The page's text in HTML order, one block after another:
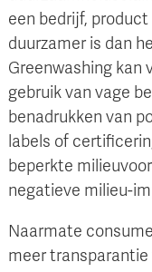
een bedrijf,
duurzamer is dan
Greenwashing kan
gebruik van vage
benadrukken van
labels of
beperkte
negatieve milieu-
Naarmate
meer